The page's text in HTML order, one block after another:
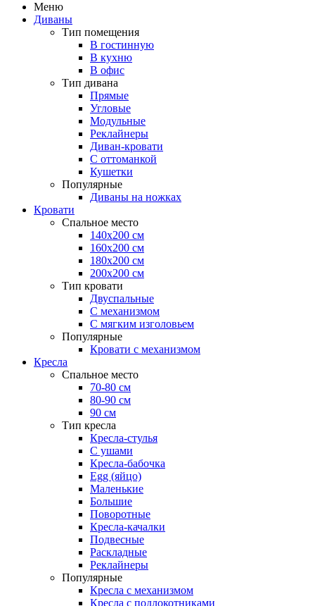
Меню
Диваны
Тип помещения
В гостинную
В кухню
В офис
Тип дивана
Прямые
Угловые
Модульные
Реклайнеры
Диван-кровати
С оттоманкой
Кушетки
Популярные
Диваны на ножках
Кровати
Спальное место
140х200 см
160х200 см
180х200 см
200х200 см
Тип кровати
Двуспальные
С механизмом
С мягким изголовьем
Популярные
Кровати с механизмом
Кресла
Спальное место
70-80 см
80-90 см
90 см
Тип кресла
Кресла-стулья
С ушами
Кресла-бабочка
Egg (яйцо)
Маленькие
Большие
Поворотные
Кресла-качалки
Подвесные
Раскладные
Реклайнеры
Популярные
Кресла с механизмом
Кресла с подлокотниками